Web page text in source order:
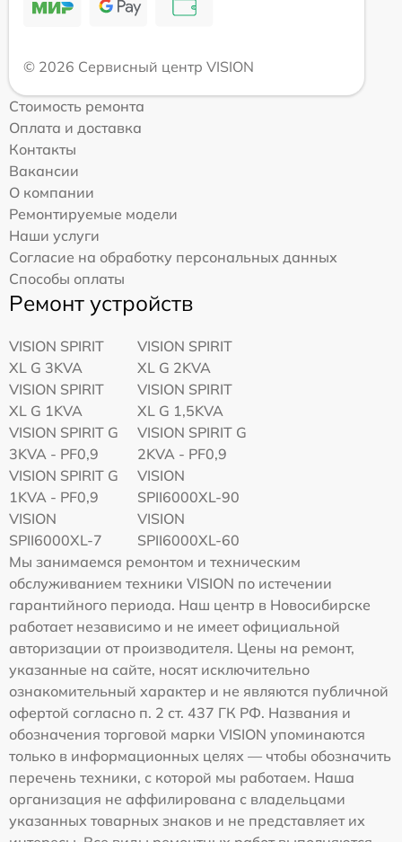
© 2026 Сервисный центр VISION
Стоимость ремонта
Оплата и доставка
Контакты
Вакансии
О компании
Ремонтируемые модели
Наши услуги
Согласие на обработку персональных данных
Способы оплаты
Ремонт устройств
VISION SPIRIT
XL G 3KVA
VISION SPIRIT
XL G 2KVA
VISION SPIRIT
XL G 1KVA
VISION SPIRIT
XL G 1,5KVA
VISION SPIRIT G
3KVA - PF0,9
VISION SPIRIT G
2KVA - PF0,9
VISION SPIRIT G
1KVA - PF0,9
VISION
SPII6000XL-90
VISION
SPII6000XL-7
VISION
SPII6000XL-60
Мы занимаемся ремонтом и техническим
обслуживанием техники VISION по истечении
гарантийного периода. Наш центр в Новосибирске
работает независимо и не имеет официальной
авторизации от производителя. Цены на ремонт,
указанные на сайте, носят исключительно
ознакомительный характер и не являются публичной
офертой согласно п. 2 ст. 437 ГК РФ. Названия и
обозначения торговой марки VISION упоминаются
только в информационных целях — чтобы обозначить
перечень техники, с которой мы работаем. Наша
организация не аффилирована с владельцами
указанных товарных знаков и не представляет их